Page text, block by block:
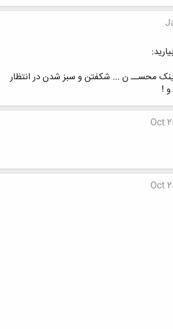
محســ ن ... شکفتن و سبز شدن در انتظار
و !
Oct
Oct